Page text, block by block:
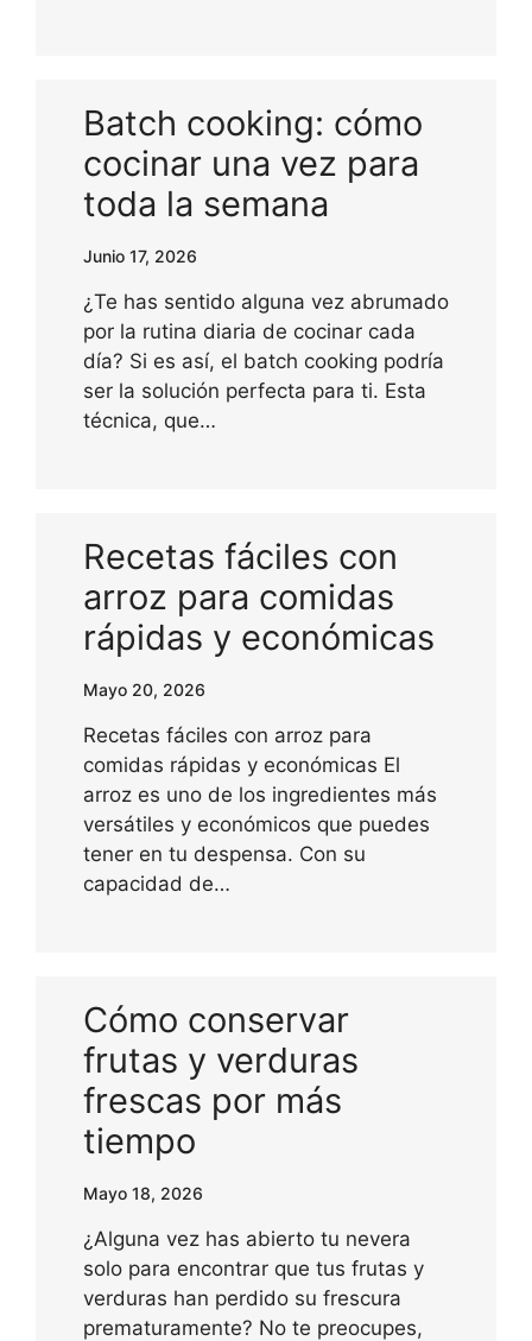
Batch cooking: cómo
cocinar una vez para
toda la semana
Junio 17, 2026
¿Te has sentido alguna vez abrumado
por la rutina diaria de cocinar cada
día? Si es así, el batch cooking podría
ser la solución perfecta para ti. Esta
técnica, que…
Recetas fáciles con
arroz para comidas
rápidas y económicas
Mayo 20, 2026
Recetas fáciles con arroz para
comidas rápidas y económicas El
arroz es uno de los ingredientes más
versátiles y económicos que puedes
tener en tu despensa. Con su
capacidad de…
Cómo conservar
frutas y verduras
frescas por más
tiempo
Mayo 18, 2026
¿Alguna vez has abierto tu nevera
solo para encontrar que tus frutas y
verduras han perdido su frescura
prematuramente? No te preocupes,